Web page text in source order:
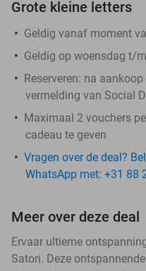
Grote kleine letters
Geldig vanaf moment
Geldig op woensdag t/
Reserveren: na aankoop
vermelding van Social
Maximaal 2 vouchers
cadeau te geven
Vragen over de deal?
WhatsApp met: +31 88
Meer over deze deal
Ervaar ultieme
Satori. Deze